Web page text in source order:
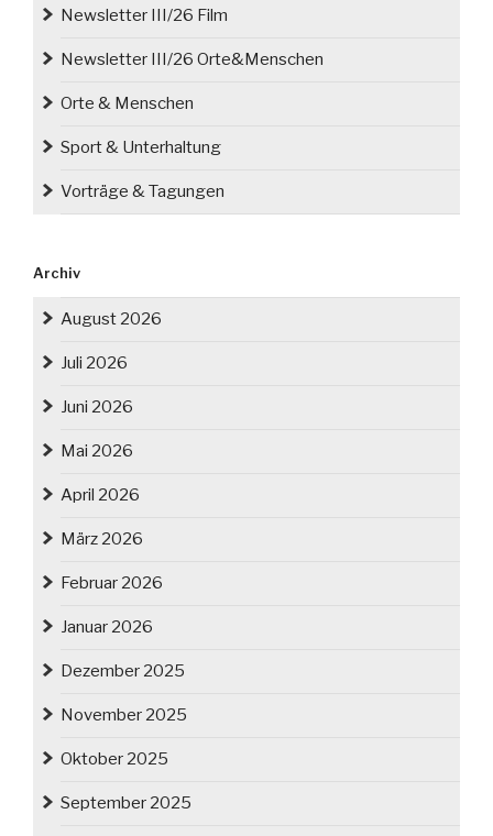
Newsletter III/26 Film
Newsletter III/26 Orte&Menschen
Orte & Menschen
Sport & Unterhaltung
Vorträge & Tagungen
Archiv
August 2026
Juli 2026
Juni 2026
Mai 2026
April 2026
März 2026
Februar 2026
Januar 2026
Dezember 2025
November 2025
Oktober 2025
September 2025